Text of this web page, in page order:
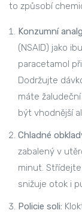
to způsobí
Konzumní
(NSAID) jako
paracetamol
Dodržujte
máte
být vhodnější
Chladné
zabalený v
minut.
snižuje otok i
Policie soli: